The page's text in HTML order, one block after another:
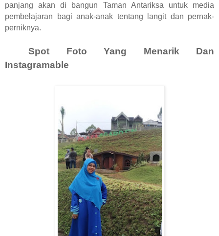
panjang akan di bangun Taman Antariksa untuk media
pembelajaran bagi anak-anak tentang langit dan pernak-
perniknya.
Spot Foto Yang Menarik Dan
Instagramable